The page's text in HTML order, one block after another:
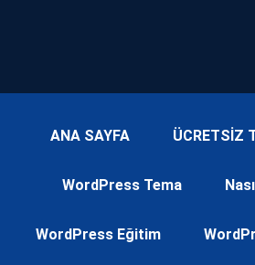
ANA SAYFA ÜCRETSİZ
WordPress Tema
WordPress Eğitim